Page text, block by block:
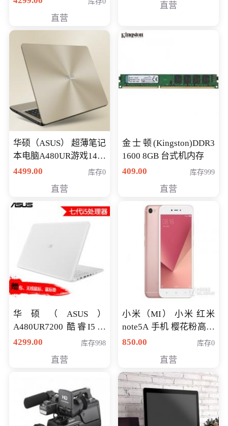
直营
直营
华硕（ASUS） 超薄笔记
本电脑A480UR游戏14英
寸学生上网轻薄便携手
4499.00 库存0
直营
金士顿(Kingston)DDR3
1600 8GB 台式机内存
409.00
库存999
直营
华硕（ASUS）
A480UR7200 酷睿I5超
薄学生办公游戏独显笔
NV930-2G独
4299.00 库存998
直营
小米（MI） 小米 红米
note5A 手机 樱花粉高配
版 全网通(3G+32G)
850.00 库存0
直营